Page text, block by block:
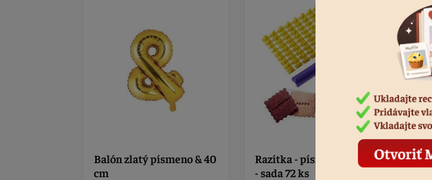
Razítka - písmena + čísla
- sada 72 ks
Odtlačky písmena malé